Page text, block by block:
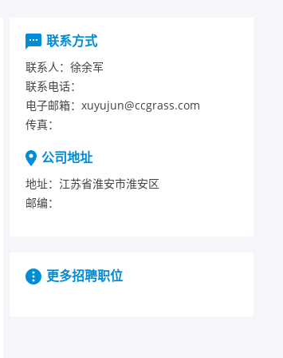
联系方式
联系人： 徐余军
联系电话：
电子邮箱： xuyujun@ccgrass.com
传真：
公司地址
地址： 江苏省淮安市淮安区
邮编：
更多招聘职位